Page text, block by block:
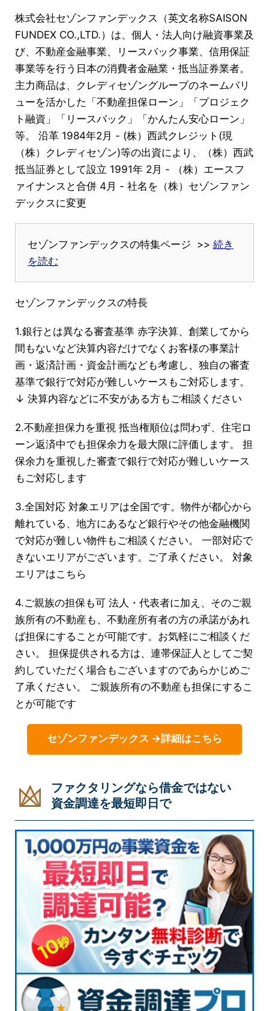
株式会社セゾンファンデックス（英文名称SAISON
FUNDEX CO.,LTD.）は、個人・法人向け融資事業及
び、不動産金融事業、リースバック事業、信用保証
事業等を行う日本の消費者金融業・抵当証券業者。
主力商品は、クレディセゾングループのネームバリ
ューを活かした「不動産担保ローン」「プロジェク
ト融資」「リースバック」「かんたん安心ローン」
等。 沿革 1984年2月 - (株）西武クレジット(現
（株）クレディセゾン)等の出資により、（株）西武
抵当証券として設立 1991年 2月 - （株）エースフ
ァイナンスと合併 4月 - 社名を（株）セゾンファン
デックスに変更
セゾンファンデックスの特集ページ >> 続き
を読む
セゾンファンデックスの特長
1.銀行とは異なる審査基準 赤字決算、創業してから
間もないなど決算内容だけでなくお客様の事業計
画・返済計画・資金計画なども考慮し、独自の審査
基準で銀行で対応が難しいケースもご対応します。
↓ 決算内容などに不安がある方もご相談ください
2.不動産担保力を重視 抵当権順位は問わず、住宅ロ
ーン返済中でも担保余力を最大限に評価します。 担
保余力を重視した審査で銀行で対応が難しいケース
もご対応します
3.全国対応 対象エリアは全国です。物件が都心から
離れている、地方にあるなど銀行やその他金融機関
で対応が難しい物件もご相談ください。 一部対応で
きないエリアがございます。ご了承ください。 対象
エリアはこちら
4.ご親族の担保も可 法人・代表者に加え、そのご親
族所有の不動産も、不動産所有者の方の承諾があれ
ば担保にすることが可能です。お気軽にご相談くだ
さい。 担保提供される方は、連帯保証人としてご契
約していただく場合もございますのであらかじめご
了承ください。 ご親族所有の不動産も担保にするこ
とが可能です
セゾンファンデックス →詳細はこちら
ファクタリングなら借金ではない
資金調達を最短即日で